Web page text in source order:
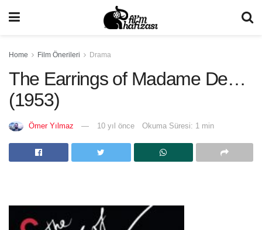
Home Film Önerileri Drama
The Earrings of Madame De…
(1953)
Ömer Yılmaz 10 yıl önce Okuma Süresi: 1 min